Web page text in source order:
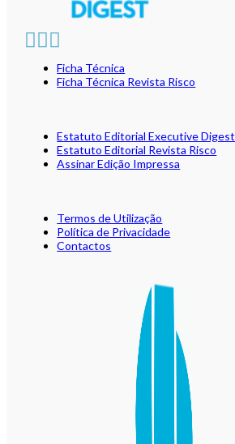
Ficha Técnica
Ficha Técnica Revista Risco
Estatuto Editorial Executive Digest
Estatuto Editorial Revista Risco
Assinar Edição Impressa
Termos de Utilização
Política de Privacidade
Contactos